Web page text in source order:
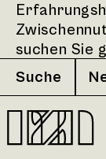
Suche
suchen Sie